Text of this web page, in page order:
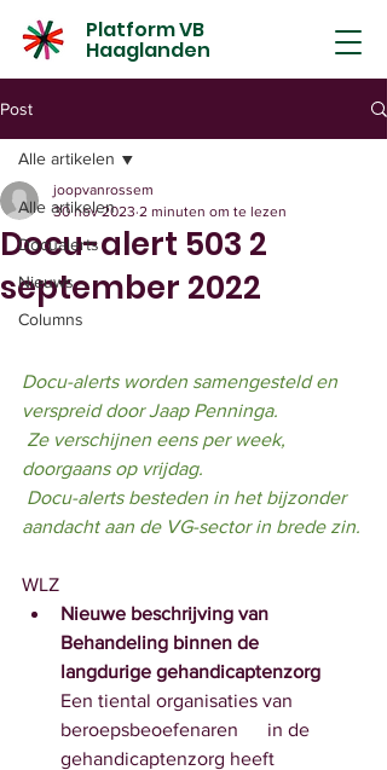
Platform VB
Haaglanden
Post
Alle artikelen
Docualerts
Nieuws
Columns
Alle artikelen
Docu-alert 503 2
september 2022
joopvanrossem
30 nov 2023 2 minuten om te lezen
Docu-alerts worden samengesteld en
verspreid door Jaap Penninga.
doorgaans op vrijdag.
aandacht aan de VG-sector in brede zin.
WLZ
Nieuwe beschrijving van
Behandeling binnen de
langdurige gehandicaptenzorg
Een tiental organisaties van
beroepsbeoefenaren      in de
gehandicaptenzorg heeft